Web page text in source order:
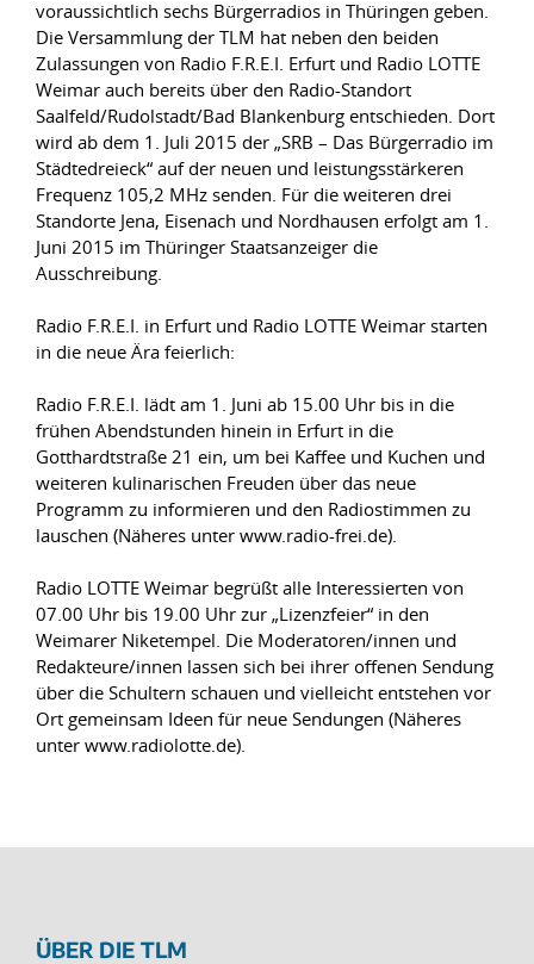
voraussichtlich sechs Bürgerradios in Thüringen geben.
Die Versammlung der TLM hat neben den beiden
Zulassungen von Radio F.R.E.I. Erfurt und Radio LOTTE
Weimar auch bereits über den Radio-Standort
Saalfeld/Rudolstadt/Bad Blankenburg entschieden. Dort
wird ab dem 1. Juli 2015 der „SRB – Das Bürgerradio im
Städtedreieck“ auf der neuen und leistungsstärkeren
Frequenz 105,2 MHz senden. Für die weiteren drei
Standorte Jena, Eisenach und Nordhausen erfolgt am 1.
Juni 2015 im Thüringer Staatsanzeiger die
Ausschreibung.
Radio F.R.E.I. in Erfurt und Radio LOTTE Weimar starten
in die neue Ära feierlich:
Radio F.R.E.I. lädt am 1. Juni ab 15.00 Uhr bis in die
frühen Abendstunden hinein in Erfurt in die
Gotthardtstraße 21 ein, um bei Kaffee und Kuchen und
weiteren kulinarischen Freuden über das neue
Programm zu informieren und den Radiostimmen zu
lauschen (Näheres unter www.radio-frei.de).
Radio LOTTE Weimar begrüßt alle Interessierten von
07.00 Uhr bis 19.00 Uhr zur „Lizenzfeier“ in den
Weimarer Niketempel. Die Moderatoren/innen und
Redakteure/innen lassen sich bei ihrer offenen Sendung
über die Schultern schauen und vielleicht entstehen vor
Ort gemeinsam Ideen für neue Sendungen (Näheres
unter www.radiolotte.de).
ÜBER DIE TLM